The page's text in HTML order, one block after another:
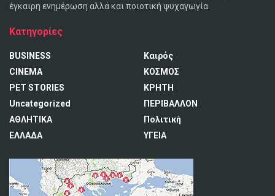
έγκαιρη ενημέρωση αλλά και ποιοτική ψυχαγωγία.
Κατηγορίες
BUSINESS
CINEMA
PET STORIES
Uncategorized
ΑΘΛΗΤΙΚΑ
ΕΛΛΑΔΑ
Καιρός
ΚΟΣΜΟΣ
ΚΡΗΤΗ
ΠΕΡΙΒΑΛΛΟΝ
Πολιτική
ΥΓΕΙΑ